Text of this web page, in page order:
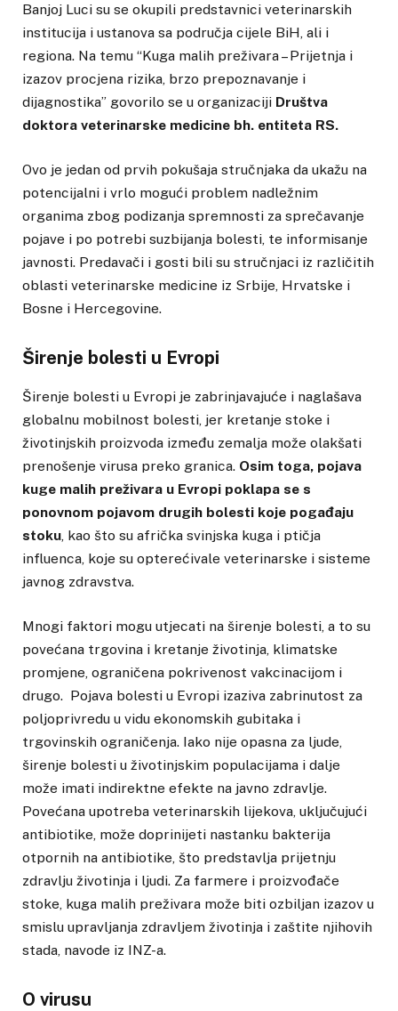
Banjoj Luci su se okupili predstavnici veterinarskih
institucija i ustanova sa područja cijele BiH, ali i
regiona. Na temu “Kuga malih preživara – Prijetnja i
izazov procjena rizika, brzo prepoznavanje i
dijagnostika” govorilo se u organizaciji Društva
doktora veterinarske medicine bh. entiteta RS.
Ovo je jedan od prvih pokušaja stručnjaka da ukažu na
potencijalni i vrlo mogući problem nadležnim
organima zbog podizanja spremnosti za sprečavanje
pojave i po potrebi suzbijanja bolesti, te informisanje
javnosti. Predavači i gosti bili su stručnjaci iz različitih
oblasti veterinarske medicine iz Srbije, Hrvatske i
Bosne i Hercegovine.
Širenje bolesti u Evropi
Širenje bolesti u Evropi je zabrinjavajuće i naglašava
globalnu mobilnost bolesti, jer kretanje stoke i
životinjskih proizvoda između zemalja može olakšati
prenošenje virusa preko granica. Osim toga, pojava
kuge malih preživara u Evropi poklapa se s
ponovnom pojavom drugih bolesti koje pogađaju
stoku , kao što su afrička svinjska kuga i ptičja
influenca, koje su opterećivale veterinarske i sisteme
javnog zdravstva.
Mnogi faktori mogu utjecati na širenje bolesti, a to su
povećana trgovina i kretanje životinja, klimatske
promjene, ograničena pokrivenost vakcinacijom i
drugo. Pojava bolesti u Evropi izaziva zabrinutost za
poljoprivredu u vidu ekonomskih gubitaka i
trgovinskih ograničenja. Iako nije opasna za ljude,
širenje bolesti u životinjskim populacijama i dalje
može imati indirektne efekte na javno zdravlje.
Povećana upotreba veterinarskih lijekova, uključujući
antibiotike, može doprinijeti nastanku bakterija
otpornih na antibiotike, što predstavlja prijetnju
zdravlju životinja i ljudi. Za farmere i proizvođače
stoke, kuga malih preživara može biti ozbiljan izazov u
smislu upravljanja zdravljem životinja i zaštite njihovih
stada, navode iz INZ-a.
O virusu